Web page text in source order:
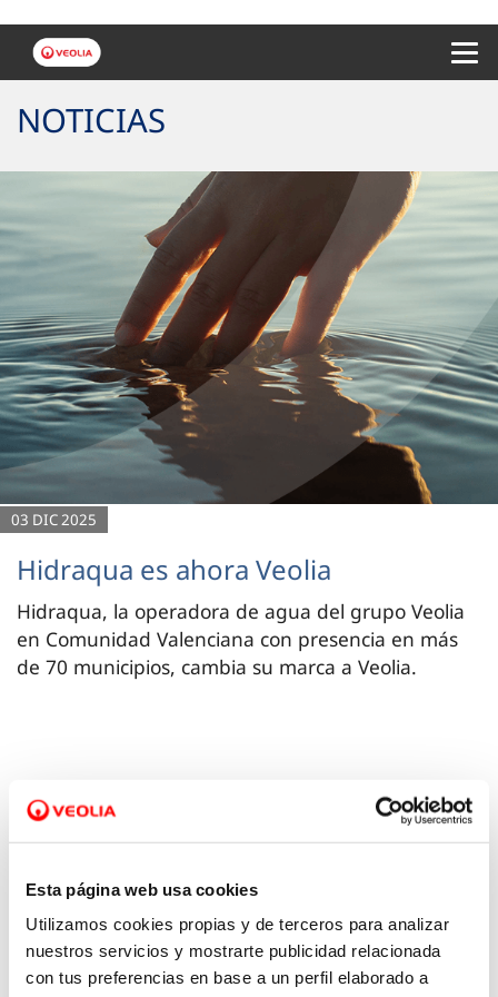
Esta página web usa cookies
Utilizamos cookies propias y de terceros para analizar
nuestros servicios y mostrarte publicidad relacionada
con tus preferencias en base a un perfil elaborado a
NOTICIAS
03 DIC 2025
Hidraqua es ahora Veolia
Hidraqua, la operadora de agua del grupo Veolia
en Comunidad Valenciana con presencia en más
de 70 municipios, cambia su marca a Veolia.